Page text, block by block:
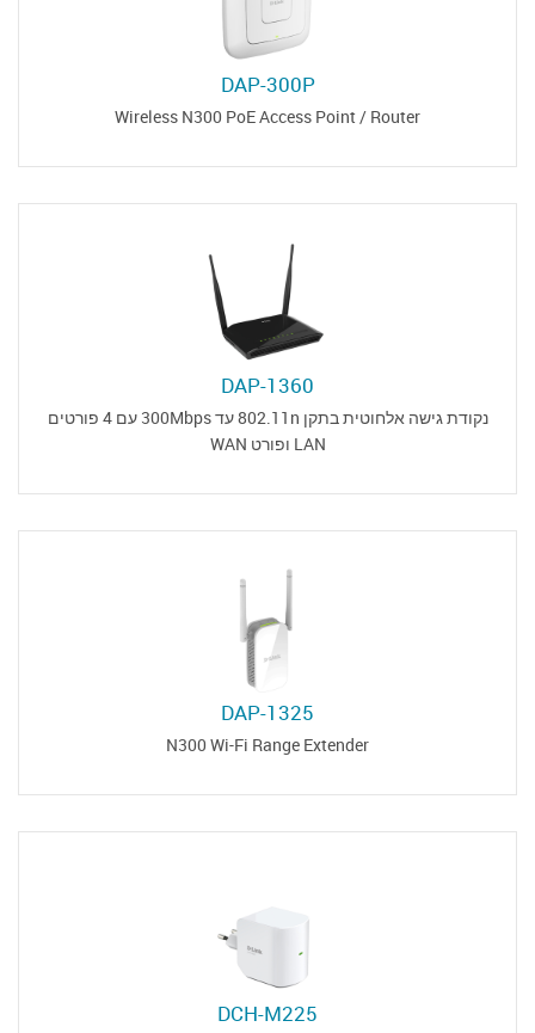
DAP-300P
Wireless N300 PoE Access Point / Router
DAP-1360
נקודת גישה אלחוטית בתקן 802.11n עד 300Mbps עם 4 פורטים
LAN ופורט WAN
DAP-1325
N300 Wi-Fi Range Extender
DCH-M225